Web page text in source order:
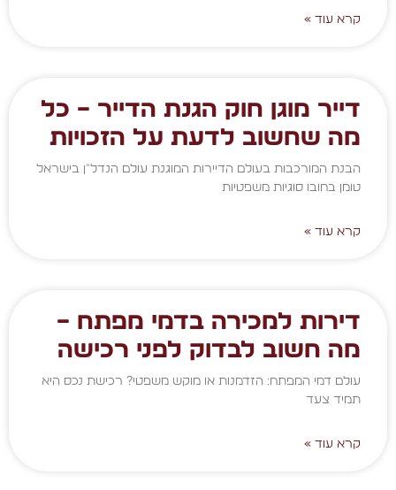
קרא עוד »
דייר מוגן חוק הגנת הדייר – כל
מה שחשוב לדעת על הזכויות
הבנת המורכבות בעולם הדיירות המוגנת עולם הנדל"ן בישראל
טומן בחובו סוגיות משפטיות
קרא עוד »
דירות למכירה בדמי מפתח –
מה חשוב לבדוק לפני רכישה
עולם דמי המפתח: הזדמנות או מוקש משפטי? רכישת נכס היא
תמיד צעד
קרא עוד »